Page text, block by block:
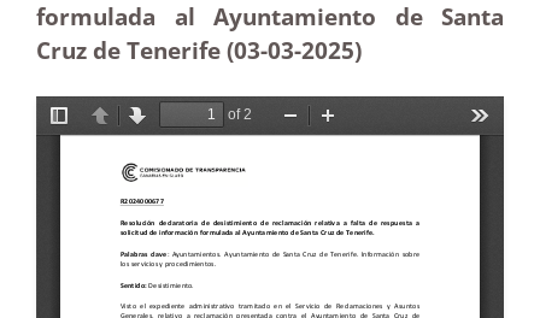
formulada al Ayuntamiento de Santa
Cruz de Tenerife (03-03-2025)